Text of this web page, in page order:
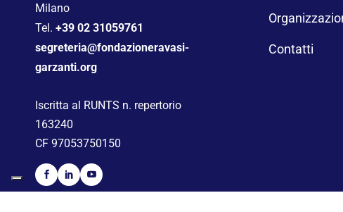
Milano
Tel. +39 02 31059761
segreteria@fondazioneravasi-
garzanti.org
Iscritta al RUNTS n. repertorio
163240
CF 97053750150
Contatti